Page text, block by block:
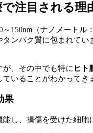
注目される理
150nm（ナノメート
ンパク質に包まれて
、その中でも特に ヒト
いることがわかってき
果
し、損傷を受けた細